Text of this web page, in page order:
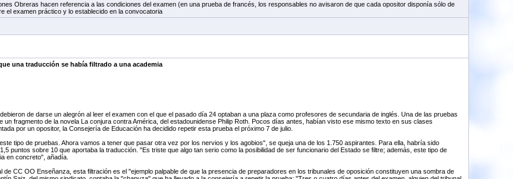
Obreras hacen referencia a las condiciones del examen (en una prueba de francés, los responsables no avisaron de que cada opositor disponía sólo de
el examen práctico y lo establecido en la convocatoria
una traducción se había filtrado a una academia
de darse un alegrón al leer el examen con el que el pasado día 24 optaban a una plaza como profesores de secundaria de inglés. Una de las pruebas
un fragmento de la novela La conjura contra América, del estadounidense Philip Roth. Pocos días antes, habían visto ese mismo texto en sus clases
por un opositor, la Consejería de Educación ha decidido repetir esta prueba el próximo 7 de julio.
tipo de pruebas. Ahora vamos a tener que pasar otra vez por los nervios y los agobios", se queja una de los 1.750 aspirantes. Para ella, habría sido
puntos sobre 10 que aportaba la traducción. "Es triste que algo tan serio como la posibilidad de ser funcionario del Estado se filtre; además, este tipo de
en concreto", añadía.
CC OO Enseñanza, esta filtración es el "ejemplo palpable de que la presencia de preparadores en los tribunales de oposición constituyen una sombra de